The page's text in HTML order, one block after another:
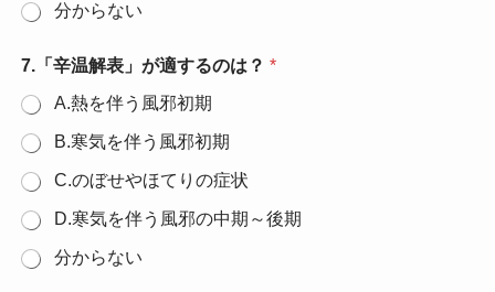
分からない
7.「辛温解表」が適するのは？ *
A.熱を伴う風邪初期
B.寒気を伴う風邪初期
C.のぼせやほてりの症状
D.寒気を伴う風邪の中期～後期
分からない